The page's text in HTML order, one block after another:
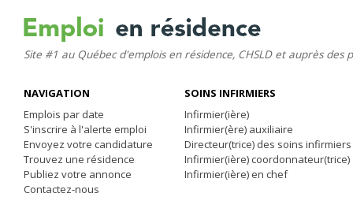
Site #1 au Québec d'emplois en résidence, CHSLD et auprès des
NAVIGATION
Emplois par date
S'inscrire à l'alerte emploi
Envoyez votre candidature
Trouvez une résidence
Publiez votre annonce
Contactez-nous
SOINS INFIRMIERS
Infirmier(ière)
Infirmier(ère) auxiliaire
Directeur(trice) des soins infirmiers
Infirmier(ière) coordonnateur(trice)
Infirmier(ière) en chef